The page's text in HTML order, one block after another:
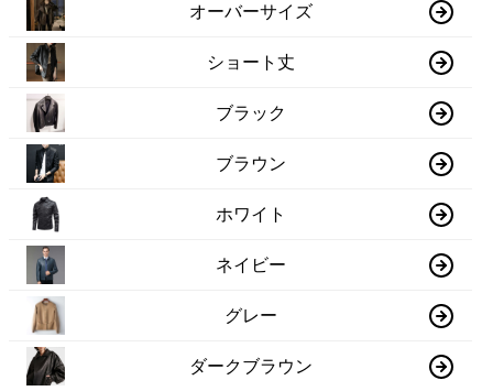
オーバーサイズ
ショート丈
ブラック
ブラウン
ホワイト
ネイビー
グレー
ダークブラウン